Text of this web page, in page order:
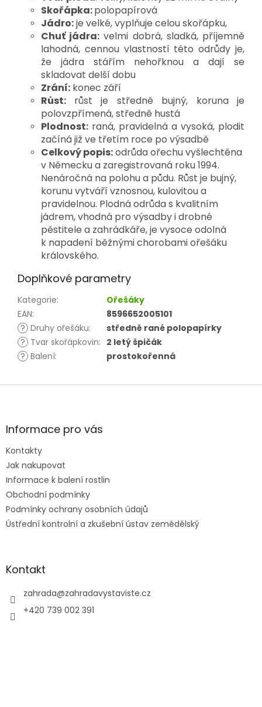
Skořápka:polopapírová
Jádro:je velké, vyplňuje celou skořápku,
Chuť jádra: velmi dobrá, sladká, příjemně
lahodná, cennou vlastností této odrůdy je,
že jádra stářím nehořknou a dají se
skladovat delší dobu
Zrání: konec září
Růst: růst je středně bujný, koruna je
polovzpřímená, středně hustá
Plodnost: raná, pravidelná a vysoká, plodit
začíná již ve třetím roce po výsadbě
Celkový popis:odrůda ořechu vyšlechtěna
v Německu a zaregistrovaná roku 1994.
Nenáročná na polohu a půdu. Růst je bujný,
korunu vytváří vznosnou, kulovitou a
pravidelnou. Plodná odrůda s kvalitním
jádrem, vhodná pro výsadby i drobné
pěstitele a zahrádkáře, je vysoce odolná
k napadení běžnými chorobami ořešáku
královského.
Doplňkové parametry
Kategorie:
Ořešáky
EAN:
8596652005101
? Druhy ořešáku:
středně rané polopapírky
? Tvar skořápkovin: 2 letý špičák
? Balení: prostokořenná
Z
aInformace pro vás
Kontakty
Jak nakupovat
Informace k balení rostlin
Obchodní podmínky
Podmínky ochrany osobních údajů
Ústřední kontrolní a zkušební ústav zemědělský
Kontakt
zahrada@zahradavystaviste.cz
+420 739 002 391